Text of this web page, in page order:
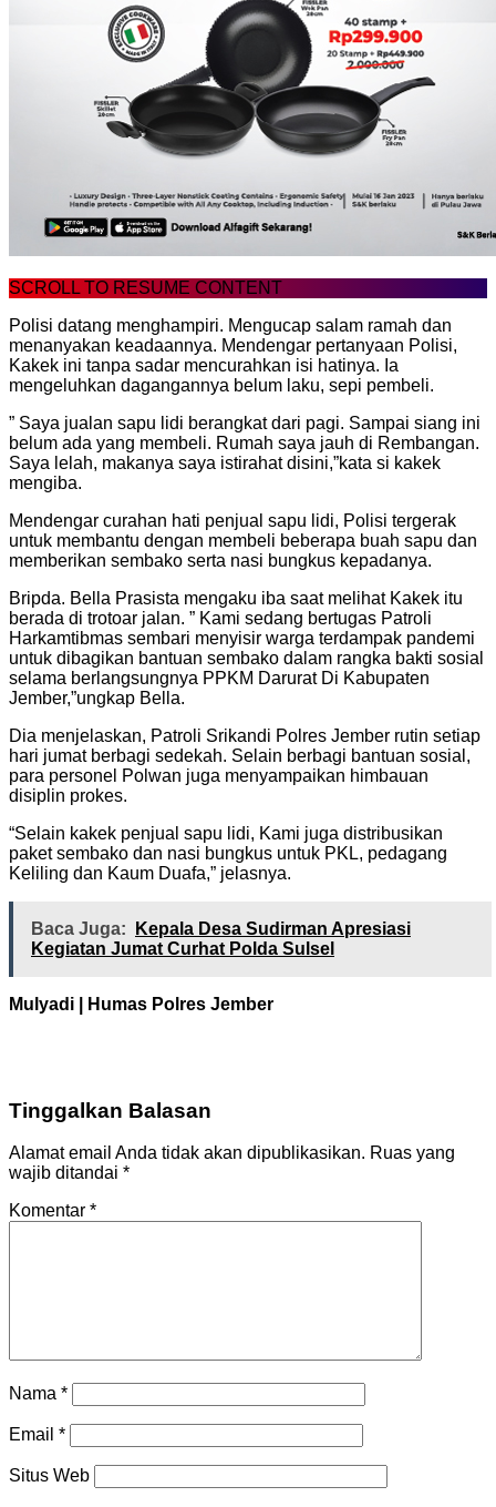
SCROLL TO RESUME CONTENT
Polisi datang menghampiri. Mengucap salam ramah dan
menanyakan keadaannya. Mendengar pertanyaan Polisi,
Kakek ini tanpa sadar mencurahkan isi hatinya. Ia
mengeluhkan dagangannya belum laku, sepi pembeli.
” Saya jualan sapu lidi berangkat dari pagi. Sampai siang ini
belum ada yang membeli. Rumah saya jauh di Rembangan.
Saya lelah, makanya saya istirahat disini,”kata si kakek
mengiba.
Mendengar curahan hati penjual sapu lidi, Polisi tergerak
untuk membantu dengan membeli beberapa buah sapu dan
memberikan sembako serta nasi bungkus kepadanya.
Bripda. Bella Prasista mengaku iba saat melihat Kakek itu
berada di trotoar jalan. ” Kami sedang bertugas Patroli
Harkamtibmas sembari menyisir warga terdampak pandemi
untuk dibagikan bantuan sembako dalam rangka bakti sosial
selama berlangsungnya PPKM Darurat Di Kabupaten
Jember,”ungkap Bella.
Dia menjelaskan, Patroli Srikandi Polres Jember rutin setiap
hari jumat berbagi sedekah. Selain berbagi bantuan sosial,
para personel Polwan juga menyampaikan himbauan
disiplin prokes.
“Selain kakek penjual sapu lidi, Kami juga distribusikan
paket sembako dan nasi bungkus untuk PKL, pedagang
Keliling dan Kaum Duafa,” jelasnya.
Baca Juga:
Kepala Desa Sudirman Apresiasi
Kegiatan Jumat Curhat Polda Sulsel
Mulyadi | Humas Polres Jember
Tinggalkan Balasan
Alamat email Anda tidak akan dipublikasikan. Ruas yang
wajib ditandai *
Komentar *
Nama *
Email *
Situs Web